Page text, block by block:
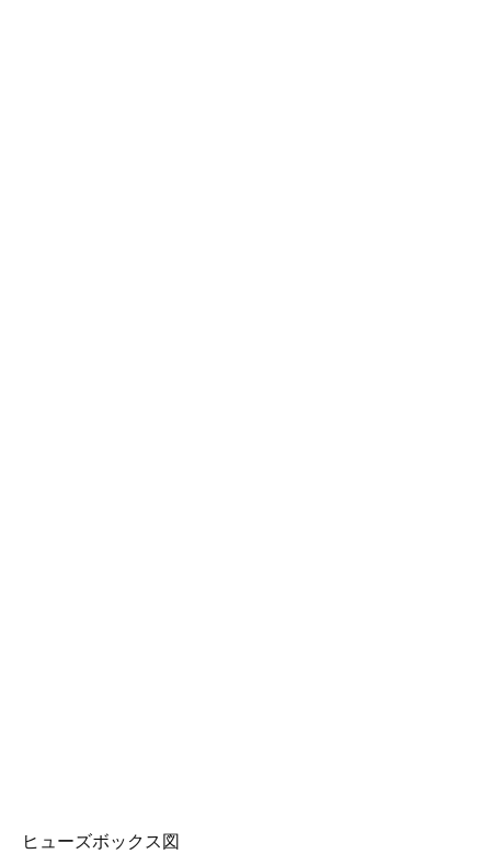
ヒューズボックス図